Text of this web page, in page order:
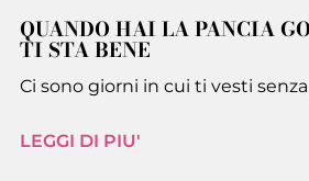
QUANDO HAI LA PANCIA
TI STA BENE
Ci sono giorni in cui ti vesti
LEGGI DI PIU'